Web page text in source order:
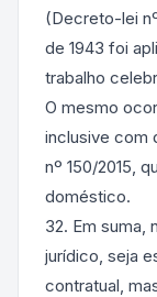
(Decreto-lei
de 1943 foi
trabalho
O mesmo
inclusive com
nº 150/2015,
doméstico.
32. Em suma,
jurídico, seja
contratual,